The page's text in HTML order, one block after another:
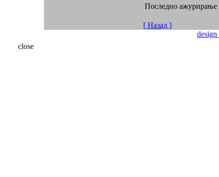
Последно ажурирање
[ Назад ]
close